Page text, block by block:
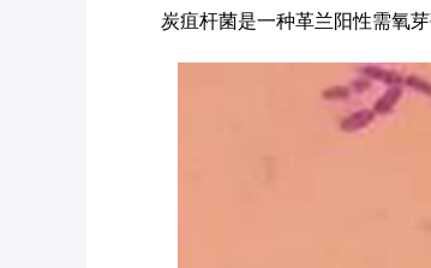
炭疽杆菌是一种革兰阳性需氧